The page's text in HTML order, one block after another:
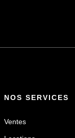
NOS SERVICES
Ventes